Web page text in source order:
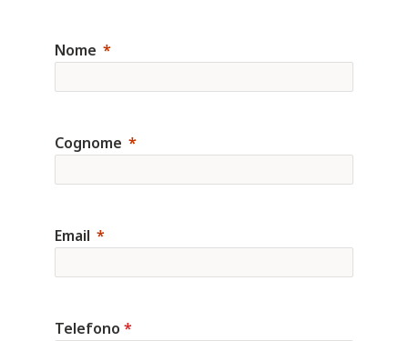
Nome
Cognome
Email
Telefono *